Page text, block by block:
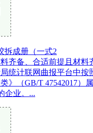
拆成册（一式2
齐备、合适前提且材料
统计联网曲报平台中按
》（GB/T 47542017）
企业。...